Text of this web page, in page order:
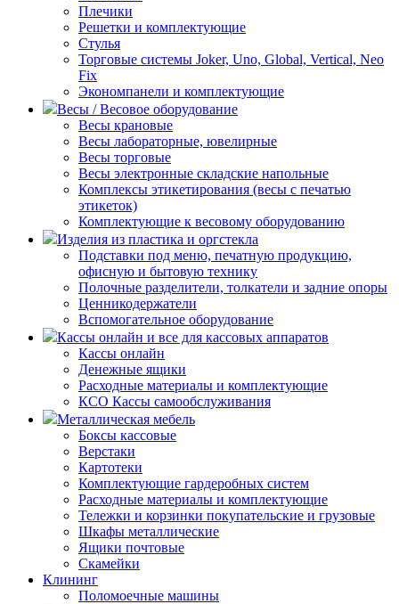
Плечики
Решетки и комплектующие
Стулья
Торговые системы Joker, Uno, Global, Vertical, Neo
Fix
Экономпанели и комплектующие
Весы / Весовое оборудование
Весы крановые
Весы лабораторные, ювелирные
Весы торговые
Весы электронные складские напольные
Комплексы этикетирования (весы с печатью
этикеток)
Комплектующие к весовому оборудованию
Изделия из пластика и оргстекла
Подставки под меню, печатную продукцию,
офисную и бытовую технику
Полочные разделители, толкатели и задние опоры
Ценникодержатели
Вспомогательное оборудование
Кассы онлайн и все для кассовых аппаратов
Кассы онлайн
Денежные ящики
Расходные материалы и комплектующие
КСО Кассы самообслуживания
Металлическая мебель
Боксы кассовые
Верстаки
Картотеки
Комплектующие гардеробных систем
Расходные материалы и комплектующие
Тележки и корзинки покупательские и грузовые
Шкафы металлические
Ящики почтовые
Скамейки
Клининг
Поломоечные машины